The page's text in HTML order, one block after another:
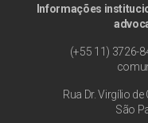
Informações
(+55 11) 3726-
Rua Dr. Virgílio
São